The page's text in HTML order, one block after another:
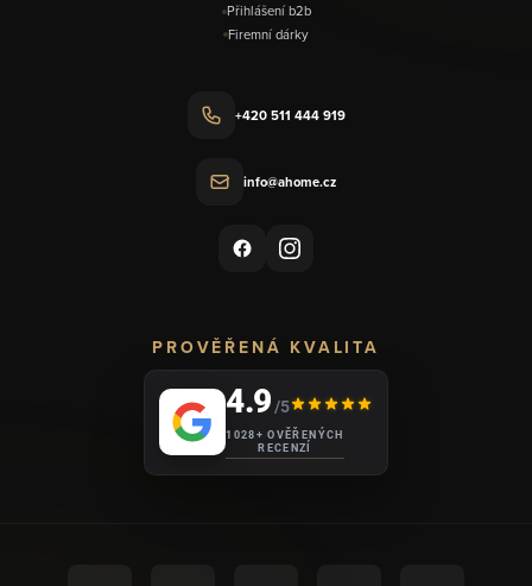
Přihlášení b2b
Firemní dárky
+420 511 444 919
info@ahome.cz
PROVĚŘENÁ KVALITA
4.9/5
1028+ OVĚŘENÝCH
RECENZÍ